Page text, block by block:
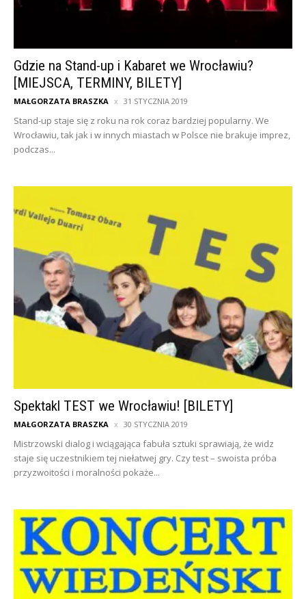
Gdzie na Stand-up i Kabaret we Wrocławiu?
[MIEJSCA, TERMINY, BILETY]
MAŁGORZATA BRASZKA 31 STYCZNIA 2019
Stand-up staje się z roku na rok coraz bardziej popularny. We
Wrocławiu, tak jak i w innych miastach w Polsce nie brakuje imprez,
podczas...
Spektakl TEST we Wrocławiu! [BILETY]
MAŁGORZATA BRASZKA 30 STYCZNIA 2019
Mistrzowski dialog i wciągająca fabuła sztuki sprawiają, że widz
staje się uczestnikiem tej niełatwej gry. Czy test – swoista próba
przyzwoitości i moralności pokaże...